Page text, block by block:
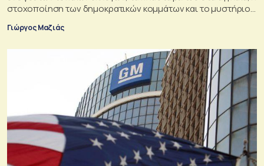
στοχοποίηση των δημοκρατικών κομμάτων και το μυστήριο
της παράδοξης στρατηγικής.
Γιώργος Μαζιάς